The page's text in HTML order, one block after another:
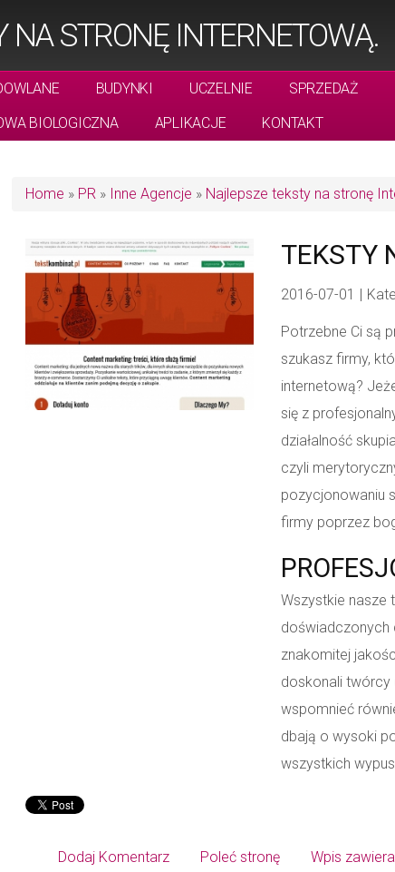
NA STRONĘ INTERNETOWĄ.
BUDYNKI UCZELNIE SPRZEDAŻ
BIOLOGICZNA APLIKACJE KONTAKT
Home » PR» Inne Agencje » Najlepsze teksty na stronę
TEKSTY
2016-07-01 |
Potrzebne Ci są
szukasz firmy,
internetową?
się z
działalność
czyli
pozycjonowaniu
firmy poprzez
Wszystkie nasze
doświadczonych
znakomitej
doskonali twórcy
wspomnieć
dbają o wysoki
wszystkich
Dodaj Komentarz Poleć stronę Wpis